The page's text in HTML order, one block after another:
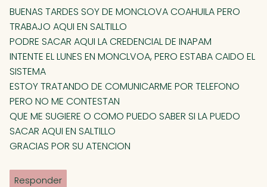
BUENAS TARDES SOY DE MONCLOVA COAHUILA PERO
TRABAJO AQUI EN SALTILLO
PODRE SACAR AQUI LA CREDENCIAL DE INAPAM
INTENTE EL LUNES EN MONCLVOA, PERO ESTABA CAIDO EL
SISTEMA
ESTOY TRATANDO DE COMUNICARME POR TELEFONO
PERO NO ME CONTESTAN
QUE ME SUGIERE O COMO PUEDO SABER SI LA PUEDO
SACAR AQUI EN SALTILLO
GRACIAS POR SU ATENCION
Responder